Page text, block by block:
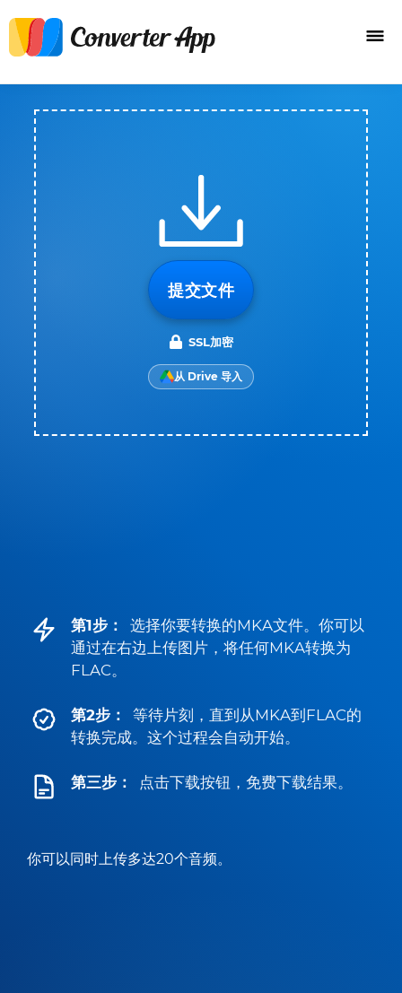
第1步：
选择你要转换的MKA文件。你可以
通过在右边上传图片，将任何MKA转换为
FLAC。
第2步：
等待片刻，直到从MKA到FLAC的
转换完成。这个过程会自动开始。
第三步： 点击下载按钮，免费下载结果。
你可以同时上传多达20个音频。
提交文件
SSL加密
从 Drive 导入